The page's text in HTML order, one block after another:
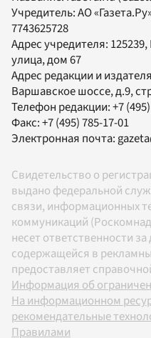
Учредитель:АО
7743625728
Адрес учредителя:
улица, дом 67
Адрес редакции и
Варшавское шоссе, д.9,
Телефон редакции:+7
Факс:+7 (495) 785-17-01
Электронная почта:
Свидетельство о
выдано федеральной
связи, информационных
коммуникаций
несет ответственности
содержащейся в
предоставляет
Информация об
На информационном
рекомендательные
Правилами